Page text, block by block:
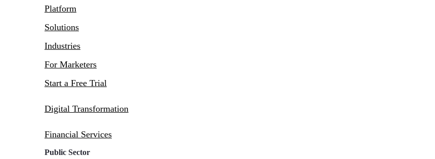
Platform
Solutions
Industries
For Marketers
Start a Free Trial
Digital Transformation
Financial Services
Public Sector